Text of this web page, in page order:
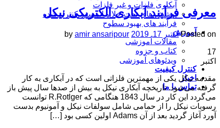
آبکاری فلزات و غیر فلزات
پوشش های تحت خلا و اتمسفر کنترل شده
فرآیند های بهبود سطوح
آموزش
مقالات آموزشی
کتاب و جزوه
ویدئوهای آموزشی
کنترل کیفیت
اخبار
تماس با ما
معرفی فرآیند آبکاری الکتریکی نیکل
Posted on اکتبر 17, 2019 by amir ansaripour
17
اکتبر
مقدمه نیکل یکی از مهمترین فلزاتی است که در آبکاری به کار
گرفته می‌شود. تاریخچه آبکاری نیکل به بیش از صدها سال پیش باز
می‌گردد این کار در سال 1843 هنگامی که R.Rotlger توانست
رسوبات نیکل را از حمامی شامل سولفات نیکل و آمونیوم بدست
آورد آغاز گردید بعد از آن Adams اولین کسی بود […]